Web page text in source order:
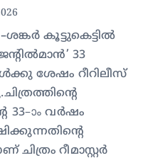
കൂട്ടുകെട്ടിൽ
33
ശേഷം റീറിലീസ്
33–ാം വർഷം
ചിത്രം റീമാസ്റ്റർ